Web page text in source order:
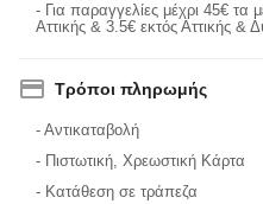
- Για παραγγελίες μέχρι 45€ τα
Αττικής & 3.5€ εκτός Αττικής &
Τρόποι πληρωμής
- Αντικαταβολή
- Πιστωτική, Χρεωστική Κάρτα
- Κατάθεση σε τράπεζα